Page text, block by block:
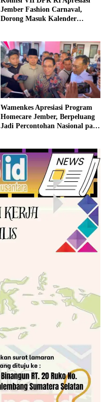
Jember Fashion Carnaval,
Dorong Masuk Kalender
Wamenkes Apresiasi Program
Homecare Jember, Berpeluang
Jadi Percontohan Nasional pada